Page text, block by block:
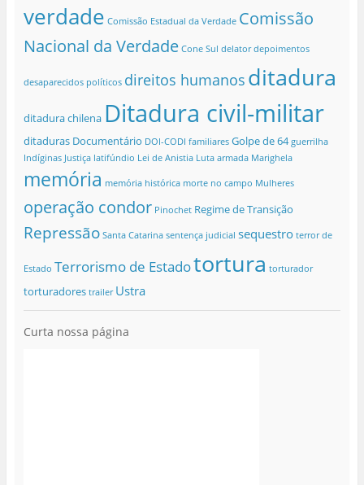
verdade Comissão Estadual da Verdade Comissão
Nacional da Verdade Cone Sul delator depoimentos
desaparecidos políticos direitos humanos ditadura
ditadura chilena Ditadura civil-militar
ditaduras Documentário DOI-CODI familiares Golpe de 64 guerrilha
Indíginas Justiça latifúndio Lei de Anistia Luta armada Marighela
memória memória histórica morte no campo Mulheres
operação condor Pinochet Regime de Transição
Repressão Santa Catarina sentença judicial sequestro terror de
Estado Terrorismo de Estadotortura torturador
torturadores trailer Ustra
Curta nossa página